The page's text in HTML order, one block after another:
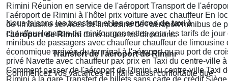
Nous faisons les transferts etles services de taxi à
l'aéroport de Rimini dans toutes les directions.
Transfert de l'aéroport de Rimini
Commencez vos vacances en Italie aussi confortable que